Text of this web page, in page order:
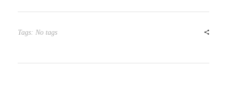
Tags: No tags